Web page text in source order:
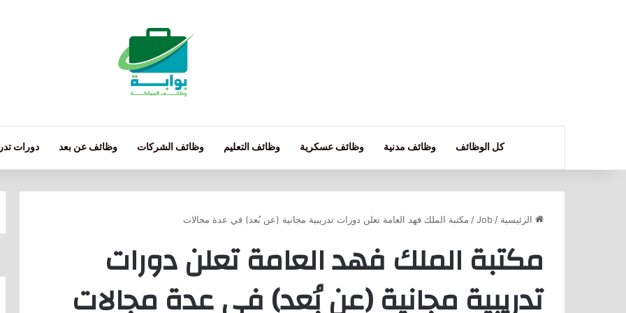
كل الوظائف وظائف مدنية وظائف عسكرية وظائف التعليم وظائف الشركات وظائف عن بعد دورات
الرئيسية /
Job
/ مكتبة الملك فهد العامة تعلن دورات تدريبية مجانية (عن بُعد) في عدة مجالات
مكتبة الملك فهد العامة تعلن دورات
تدريبية مجانية (عن بُعد) في عدة مجالات